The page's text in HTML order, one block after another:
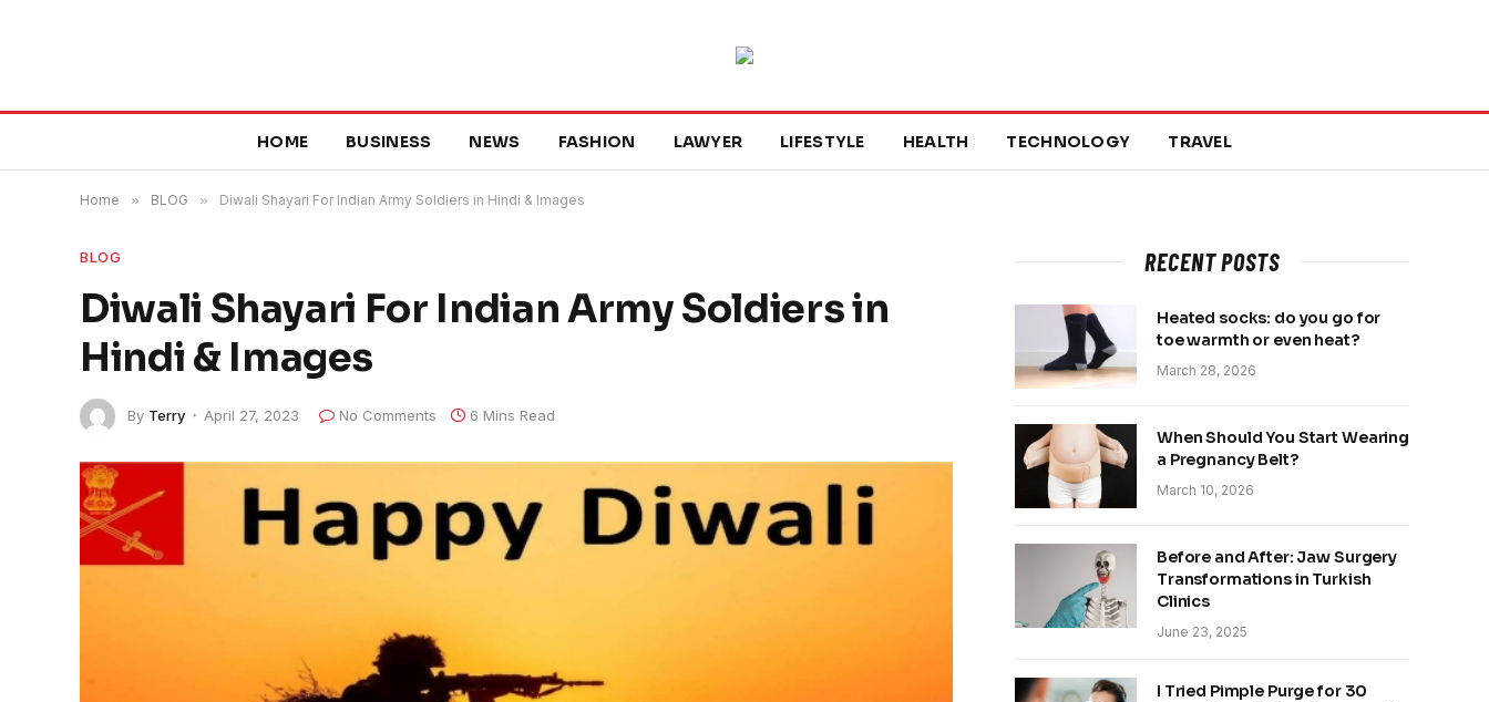
HOME BUSINESS NEWS FASHION LAWYER LIFESTYLE HEALTH TECHNOLOGY TRAVEL
Home » BLOG » Diwali Shayari For Indian Army Soldiers in Hindi & Images
BLOG
Diwali Shayari For Indian Army Soldiers in
Hindi & Images
By Terry April 27, 2023 No Comments 6 Mins Read
RECENT POSTS
Heated socks: do you go for
toe warmth or even heat?
March 28, 2026
When Should You Start Wearing
a Pregnancy Belt?
March 10, 2026
Before and After: Jaw Surgery
Transformations in Turkish
Clinics
June 23, 2025
I Tried Pimple Purge for 30